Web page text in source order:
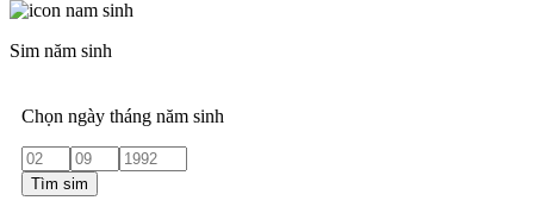
Sim năm sinh
Chọn ngày tháng năm sinh
Tìm sim